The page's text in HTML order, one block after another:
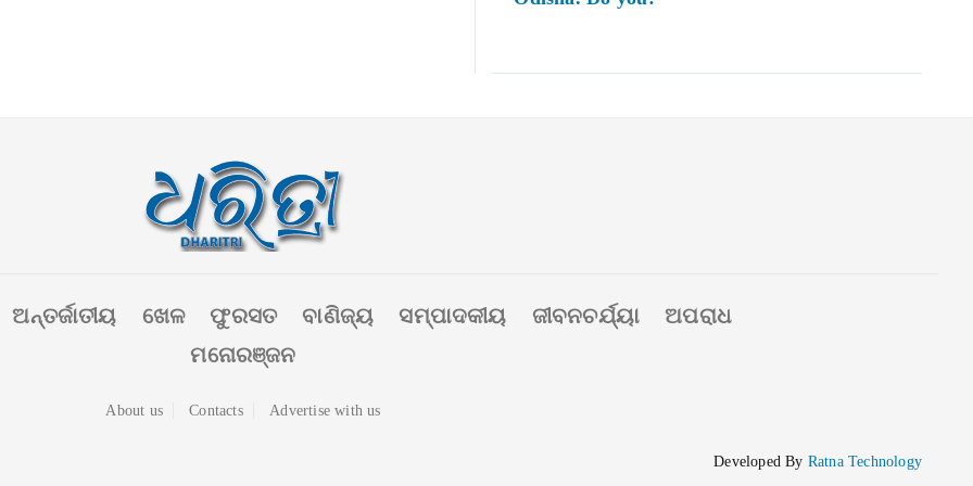
ଅନ୍ତର୍ଜାତୀୟ ଖେଳ ଫୁରସତ ବାଣିଜ୍ୟ ସମ୍ପାଦକୀୟ ଜୀବନଚର୍ଯ୍ୟା
ଅପରାଧ
ମନୋରଞ୍ଜନ
About us Contacts Advertise with us
Developed By Ratna Technology